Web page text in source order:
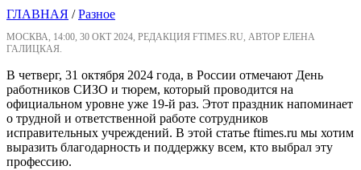
ГЛАВНАЯ /Разное
МОСКВА, 14:00, 30 ОКТ 2024, РЕДАКЦИЯ FTIMES.RU, АВТОР ЕЛЕНА
ГАЛИЦКАЯ.
В четверг, 31 октября 2024 года, в России отмечают День
работников СИЗО и тюрем, который проводится на
официальном уровне уже 19-й раз. Этот праздник напоминает
о трудной и ответственной работе сотрудников
исправительных учреждений. В этой статье ftimes.ru мы хотим
выразить благодарность и поддержку всем, кто выбрал эту
профессию.